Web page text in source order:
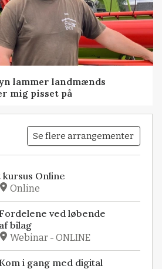
lammer landmænds
mig pisset på
Se flere arrangementer
Online
Online
ved løbende
bilag
Webinar - ONLINE
i gang med digital